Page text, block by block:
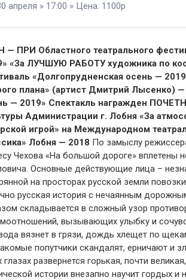
апреля » 17:00 » Цена: 1100р
— ПРИ Областного театрального
«За ЛУЧШУЮ РАБОТУ художника по
«Долгопрудненская осень —
плана» (артист Дмитрий Лысенко)
— 2019» Спектакль награжден
Администрации г. Лобня «За
игрой» на Международном
Лобня — 2018 По замыслу
Чехова «На большой дороге» вплетены
Основные действующие лица –
на просторах русской земли
русская история с нечаянным
складывается в сложный узор
вызывающих улыбку и
вязнет в грязи, дождь хлещет по
попутчики скандалят, ерничают и
глазах развернется горькая, почти
истории внезапно научит гордых